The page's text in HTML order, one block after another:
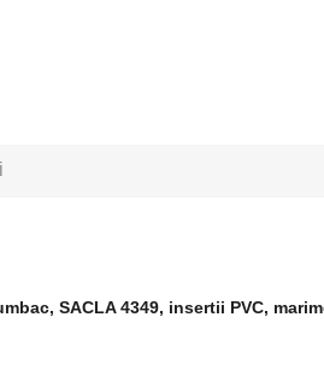
SACLA 4349, insertii PVC,